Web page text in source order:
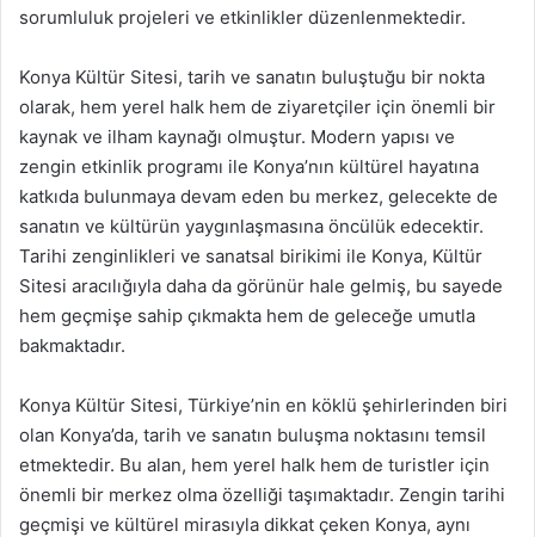
sorumluluk projeleri ve etkinlikler düzenlenmektedir.
Konya Kültür Sitesi, tarih ve sanatın buluştuğu bir nokta
olarak, hem yerel halk hem de ziyaretçiler için önemli bir
kaynak ve ilham kaynağı olmuştur. Modern yapısı ve
zengin etkinlik programı ile Konya’nın kültürel hayatına
katkıda bulunmaya devam eden bu merkez, gelecekte de
sanatın ve kültürün yaygınlaşmasına öncülük edecektir.
Tarihi zenginlikleri ve sanatsal birikimi ile Konya, Kültür
Sitesi aracılığıyla daha da görünür hale gelmiş, bu sayede
hem geçmişe sahip çıkmakta hem de geleceğe umutla
bakmaktadır.
Konya Kültür Sitesi, Türkiye’nin en köklü şehirlerinden biri
olan Konya’da, tarih ve sanatın buluşma noktasını temsil
etmektedir. Bu alan, hem yerel halk hem de turistler için
önemli bir merkez olma özelliği taşımaktadır. Zengin tarihi
geçmişi ve kültürel mirasıyla dikkat çeken Konya, aynı